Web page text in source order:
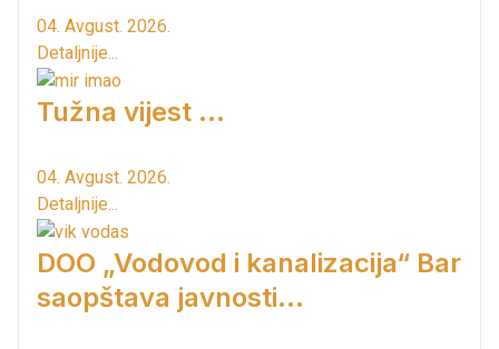
04. Avgust. 2026.
Detaljnije...
Tužna vijest ...
04. Avgust. 2026.
Detaljnije...
DOO „Vodovod i kanalizacija“ Bar
saopštava javnosti...